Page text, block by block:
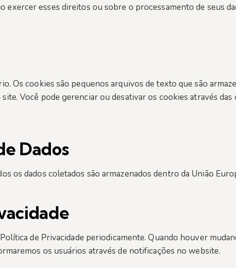
exercer esses direitos ou sobre o processamento de seus
Os cookies são pequenos arquivos de texto que são
Você pode gerenciar ou desativar os cookies através
Dados
os dados coletados são armazenados dentro da União
de Privacidade periodicamente. Quando houver
os usuários através de notificações no website.